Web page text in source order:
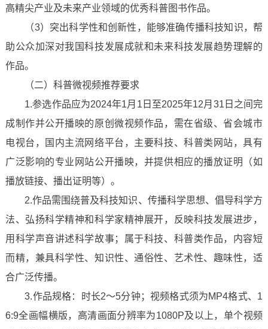
高精尖产业及未来产业领域的优秀科普图书作品。
（3）突出科学性和创新性，能够准确传播科技知识，帮
助公众加深对我国科技发展成就和未来科技发展趋势理解的
作品。
（二）科普微视频推荐要求
1.参选作品应为2024年1月1日至2025年12月31日之间完
成制作并公开播映的原创微视频作品，需在省级、省会城市
电视台，国内主流网络平台，主要科技、科普类网站，具有
广泛影响的专业网站公开播映，并提供相应的播放证明（如
播放链接、播出证明等）。
2.作品需围绕普及科技知识、传播科学思想、倡导科学方
法、弘扬科学精神和科学家精神展开，反映科技发展进步，
用科学声音讲述科学故事；属于科技、科普类作品，内容短
而精，兼具科学性、知识性、通俗性、艺术性、趣味性，适
合广泛传播。
3.作品规格：时长2～5分钟；视频格式须为MP4格式、1
6:9全画幅横版，高清画面分辨率为1080P及以上，单个视频